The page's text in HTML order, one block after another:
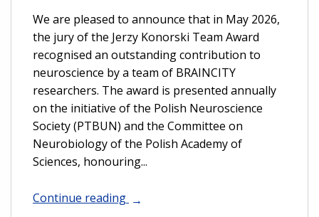
We are pleased to announce that in May 2026,
the jury of the Jerzy Konorski Team Award
recognised an outstanding contribution to
neuroscience by a team of BRAINCITY
researchers. The award is presented annually
on the initiative of the Polish Neuroscience
Society (PTBUN) and the Committee on
Neurobiology of the Polish Academy of
Sciences, honouring...
Continue reading